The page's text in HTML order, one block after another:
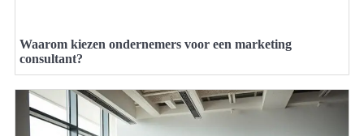
Waarom kiezen ondernemers voor een marketing
consultant?